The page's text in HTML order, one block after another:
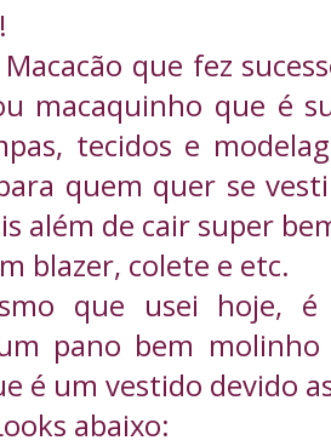
que fez
macaquinho que é
tecidos e
quem quer se
além de cair super
blazer, colete e etc.
que usei hoje,
pano bem
é um vestido devido
abaixo: